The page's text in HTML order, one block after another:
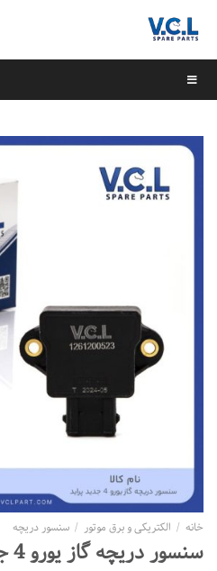
و برق موتور سنسور دریچه
گاز یورو 4 جدید پراید